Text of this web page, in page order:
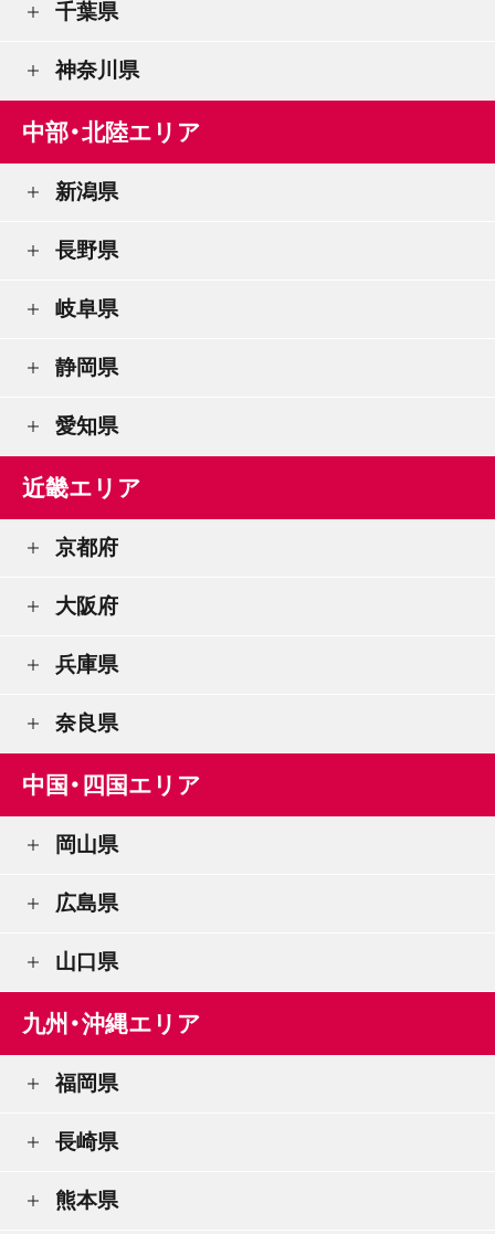
千葉県
神奈川県
中部・北陸エリア
新潟県
長野県
岐阜県
静岡県
愛知県
近畿エリア
京都府
大阪府
兵庫県
奈良県
中国・四国エリア
岡山県
広島県
山口県
九州・沖縄エリア
福岡県
長崎県
熊本県